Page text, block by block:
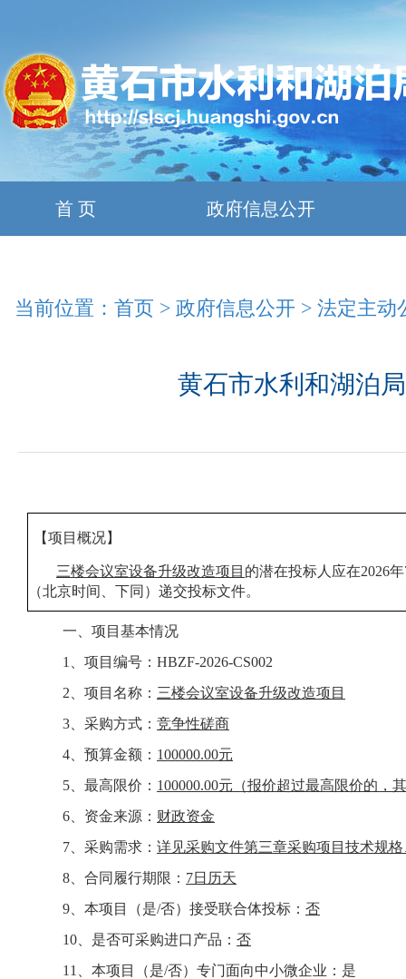
首 页 政府信息公开
当前位置： 首页 > 政府信息公开 > 法定主动
黄石市水利和湖泊
【项目概况】
三楼会议室设备升级改造项目 的潜在投标人应在2026
（北京时间、下同）递交投标文件。
一、 项目基本情况
1、 项目 编号 ： HBZF-2026-CS002
2、 项目名称： 三楼会议室设备升级改造项目
3、采购方式： 竞争性磋商
4、预算金额： 100000.00元
5、最高限价： 100000.00元 （报价超过最高限价的，
6、资金来源： 财政资金
7、采购需求： 详见采购文件第三章采购项目技术规
8、合同履行期限： 7日历天
9、本项目（是/否）接受联合体投标： 否
10、是否可采购进口产品： 否
11、本项目（是/否）专门面向中小微企业：是